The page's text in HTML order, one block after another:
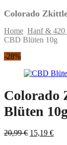
Colorado
Home Hanf & 420
CBD Blüten 10g
Skip
content
-28%
Colorado
Blüten 10g
20,99€ Original
15,19 €